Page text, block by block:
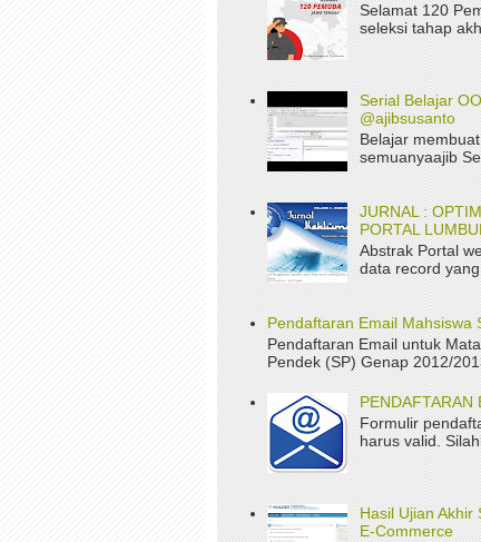
Selamat 120
seleksi tahap
Serial Belajar
@ajibsusanto
Belajar
semuanyaajib
JURNAL :
PORTAL
Abstrak Portal
data record
Pendaftaran Email Mahsiswa
Pendaftaran Email untuk
Pendek (SP) Genap 2012/
PENDAFTARAN
Formulir
harus valid.
Hasil Ujian Akhir
E-Commerce